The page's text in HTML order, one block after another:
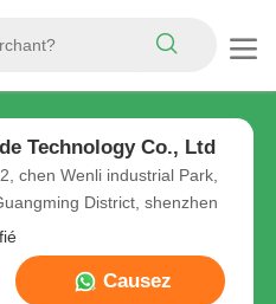
Technology Co., Ltd
chen Wenli industrial Park,
District, shenzhen
Causez